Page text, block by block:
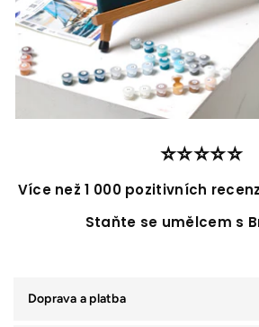
⭐️⭐️⭐️⭐️⭐️
Více než 1 000 pozitivních
Staňte se umělcem s
Doprava a platba